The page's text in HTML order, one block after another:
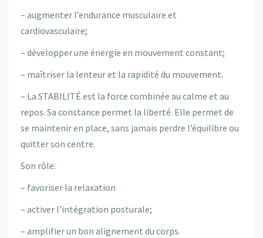
– augmenter l’endurance musculaire et
cardiovasculaire;
– développer une énergie en mouvement constant;
– maîtriser la lenteur et la rapidité du mouvement.
– La STABILITÉ est la force combinée au calme et au
repos. Sa constance permet la liberté. Elle permet de
se maintenir en place, sans jamais perdre l’équilibre ou
quitter son centre.
Son rôle:
– favoriser la relaxation
– activer l’intégration posturale;
– amplifier un bon alignement du corps.